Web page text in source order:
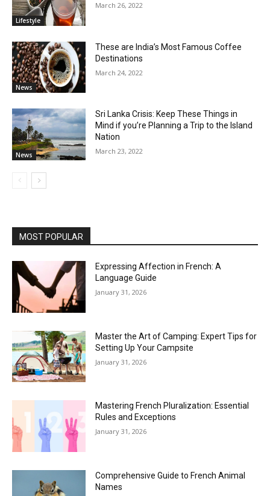
Lifestyle
March 26, 2022
News
These are India’s Most Famous Coffee
Destinations
March 24, 2022
News
Sri Lanka Crisis: Keep These Things in
Mind if you’re Planning a Trip to the Island
Nation
March 23, 2022
MOST POPULAR
Expressing Affection in French: A
Language Guide
January 31, 2026
Master the Art of Camping: Expert Tips for
Setting Up Your Campsite
January 31, 2026
Mastering French Pluralization: Essential
Rules and Exceptions
January 31, 2026
Comprehensive Guide to French Animal
Names